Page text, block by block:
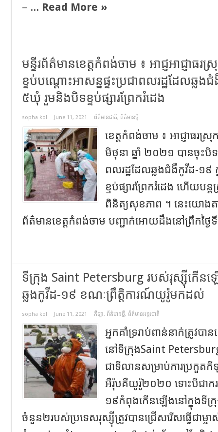
– ... Read More »
មន្ទីរព័ត៌មានខេត្តកំពង់ចាម ៖ អាជ្ញអាជ្ញាធ
ខ្ទប់​បណ្ដោះអាសន្ន​ផ្ទះ​ប្រជាពលរដ្ឋ​ដែល​ឆ្ល
៥​ឃុំ រួម​និង​បិទ​ខ្ទប់​ផ្សារ​ព្រែក​រំដេង
sopha kol June 11, 2021 ព័ត៌មានជាតិ, ព័ត៌មានថ្មី
ខេត្តកំពង់ចាម ៖ អាជ្ញាធរ​ស្
មិថុនា ឆ្នាំ ២០២១ បាន​ចុះ​បិទ​
ពលរដ្ឋ​ដែល​ឆ្លង​ជំងឺ​កូ​វីដ​-១
ខ្ទប់​ផ្សារ​ព្រែក​រំដេង ហើយ​បន្ត​
ពិនិត្យ​សុខភាព ។ នេះយោងត
ព័ត៌មានខេត្តកំពង់ចាម បញ្ជាក់អោយដឹងនៅព្រឹកថ្ង
ទីក្រុង Saint Petersburg របស់រុស្ស៊ីកើនឡើ
ឆ្លងកូវីដ-១៩ ខណៈព្រឹត្តិការណ៍យូរ៉ូមកដល់
sopha kol June 11, 2021 កីឡា, ព័ត៌មានថ្មី, ព័ត៌មានអន្តរជាតិ
អ្នកគាំទ្ររាប់ពាន់នាក់ត្រូវ
នៅទីក្រុងSaint
ជាទីលានសម្រាប់ការប្រកួត
អឺរ៉ុបគឺយូរ៉ូ២០២០ ទោះបីជាក
១៩កំពុងកើនឡើងនៅក្នុងទីក្
ចំនួន២របស់ប្រទេសរុស្ស៊ីត្រូវបានជ្រើសរើសធ្វើជាម្ចា